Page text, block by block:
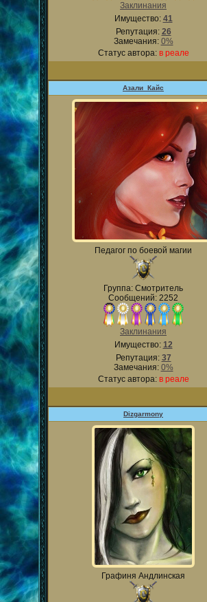
Заклинания
Имущество: 41
Репутация: 26
Замечания: 0%
Статус автора: в реале
Азали_Кайс
Педагог по боевой магии
Группа: Смотритель
Сообщений: 2252
Заклинания
Имущество: 12
Репутация: 37
Замечания: 0%
Статус автора: в реале
Dizgarmony
Графиня Андлинская